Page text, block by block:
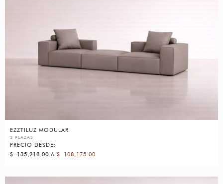
EZZTILUZ MODULAR
3 PLAZAS
PRECIO DESDE:
$135,218.00 A $ 108,175.00